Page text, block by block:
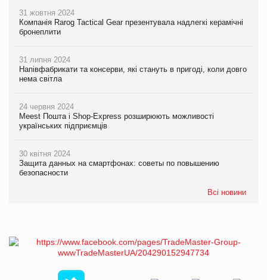
31 жовтня 2024
Компанія Rarog Tactical Gear презентувала надлегкі керамічні
бронеплити
31 липня 2024
Напівфабрикати та консерви, які стануть в пригоді, коли довго
нема світла
24 червня 2024
Meest Пошта і Shop-Express розширюють можливості
українських підприємців
30 квітня 2024
Защита данных на смартфонах: советы по повышению
безопасности
Всі новини